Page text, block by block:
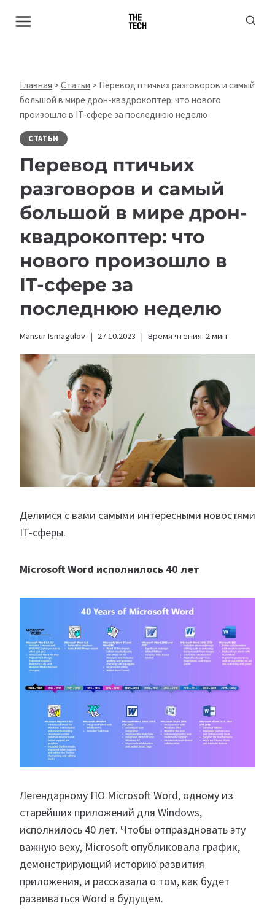
Главная >Статьи > Перевод птичьих разговоров и самый
большой в мире дрон-квадрокоптер: что нового
произошло в IT-сфере за последнюю неделю
СТАТЬИ
Перевод птичьих
разговоров и самый
большой в мире дрон-
квадрокоптер: что
нового произошло в
IT-сфере за
последнюю неделю
Mansur Ismagulov 27.10.2023 Время чтения: 2мин
Делимся с вами самыми интересными новостями
IT-сферы.
Microsoft Word исполнилось 40 лет
Легендарному ПО Microsoft Word, одному из
старейших приложений для Windows,
исполнилось 40 лет. Чтобы отпраздновать эту
важную веху, Microsoft опубликовала график,
демонстрирующий историю развития
приложения, и рассказала о том, как будет
развиваться Word в будущем.